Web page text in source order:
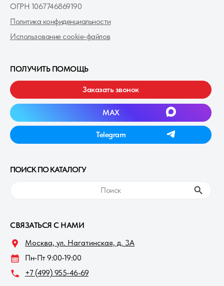
Москва, ул. Нагатинская, д. 3A
Пн-Пт 9:00-19:00
+7 (499) 955-46-69
СВЯЗАТЬСЯ С НАМИ
Заказать звонок
MAXㅤ
ПОЛУЧИТЬ ПОМОЩЬ
ㅤПоискㅤ
ОГРН 1067746869190
ПОИСК ПО КАТАЛОГУ
Политика конфиденциальности
Использование cookie-файлов
Telegramㅤ